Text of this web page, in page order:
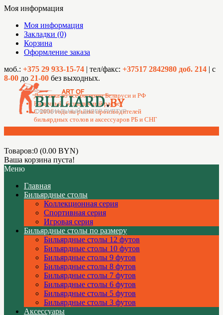
Моя информация
Моя информация
Закладки (0)
Корзина
Оформление заказа
моб.: +375 29 933-15-74 | тел/факс: +37517 2842980 доб. 214 | с
8-00 до 21-00 без выходных.
Доставка во все регионы Беларуси и РФ
Наличный, безналичный расчет
C 2006 года на рынке производителей
бильярдных столов и аксессуаров РБ и СНГ
Товаров:0 (0.00 BYN)
Ваша корзина пуста!
Меню
Главная
Бильярдные столы
Коллекционная серия
Спортивная серия
Игровая серия
Бильярдные столы по размеру
Бильярдные столы 12 футов
Бильярдные столы 10 футов
Бильярдные столы 9 футов
Бильярдные столы 8 футов
Бильярдные столы 7 футов
Бильярдные столы 6 футов
Бильярдные столы 5 футов
Бильярдные столы 3 футов
Аксессуары